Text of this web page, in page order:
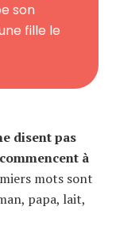
son
fille le
disent pas
à
mots sont
papa, lait,